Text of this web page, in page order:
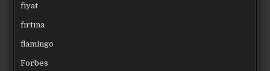
fiyat
fırtına
flamingo
Forbes